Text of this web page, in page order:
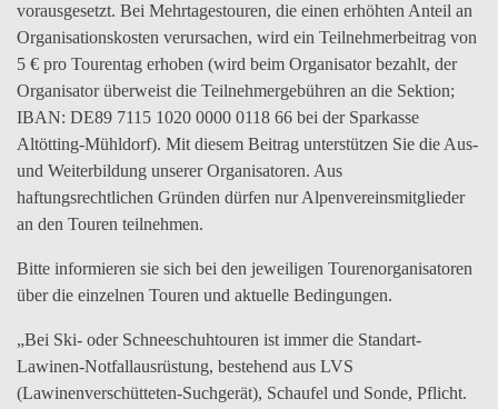
vorausgesetzt. Bei Mehrtagestouren, die einen erhöhten Anteil an
Organisationskosten verursachen, wird ein Teilnehmerbeitrag von
5 € pro Tourentag erhoben (wird beim Organisator bezahlt, der
Organisator überweist die Teilnehmergebühren an die Sektion;
IBAN: DE89 7115 1020 0000 0118 66 bei der Sparkasse
Altötting-Mühldorf). Mit diesem Beitrag unterstützen Sie die Aus-
und Weiterbildung unserer Organisatoren. Aus
haftungsrechtlichen Gründen dürfen nur Alpenvereinsmitglieder
an den Touren teilnehmen.
Bitte informieren sie sich bei den jeweiligen Tourenorganisatoren
über die einzelnen Touren und aktuelle Bedingungen.
„Bei Ski- oder Schneeschuhtouren ist immer die Standart-
Lawinen-Notfallausrüstung, bestehend aus LVS
(Lawinenverschütteten-Suchgerät), Schaufel und Sonde, Pflicht.